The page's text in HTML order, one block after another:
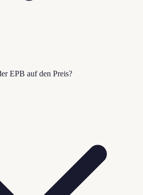
EPB auf den Preis?